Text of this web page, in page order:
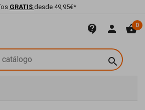
GRATIS desde 49,95€*
contact_support person shopping_basket0
